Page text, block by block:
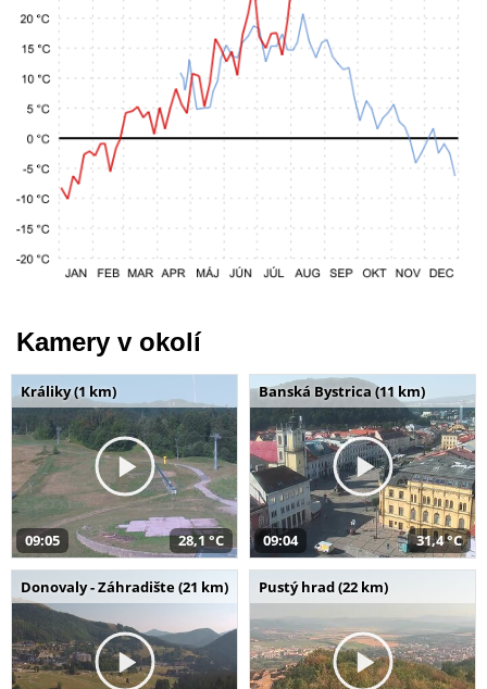
Kamery v okolí
Králiky (1 km)
09:05 28,1 °C
Banská Bystrica (11 km)
09:04 31,4 °C
Donovaly - Záhradište (21 km) Pustý hrad (22 km)